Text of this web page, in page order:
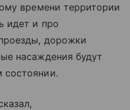
времени территории
идет и про
дорожки
насаждения будут
состоянии.